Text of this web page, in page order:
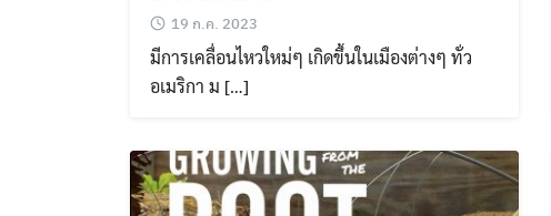
19 ก.ค. 2023
มีการเคลื่อนไหวใหม่ๆ เกิดขึ้นในเมืองต่างๆ ทั่ว
อเมริกา ม […]